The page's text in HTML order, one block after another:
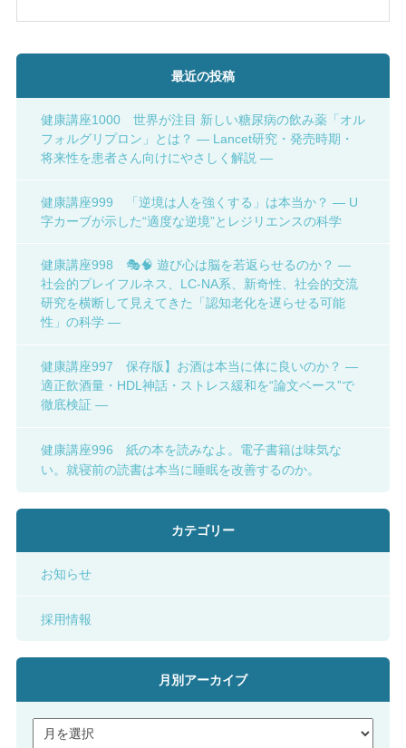
最近の投稿
健康講座1000 世界が注目 新しい糖尿病の飲み薬「オル
フォルグリプロン」とは？ ― Lancet研究・発売時期・
将来性を患者さん向けにやさしく解説 ―
健康講座999 「逆境は人を強くする」は本当か？ ― U
字カーブが示した“適度な逆境”とレジリエンスの科学
健康講座998 🎭🧠 遊び心は脳を若返らせるのか？ ―
社会的プレイフルネス、LC-NA系、新奇性、社会的交流
研究を横断して見えてきた「認知老化を遅らせる可能
性」の科学 ―
健康講座997 保存版】お酒は本当に体に良いのか？ ―
適正飲酒量・HDL神話・ストレス緩和を“論文ベース”で
徹底検証 ―
健康講座996 紙の本を読みなよ。電子書籍は味気な
い。就寝前の読書は本当に睡眠を改善するのか。
カテゴリー
お知らせ
採用情報
月別アーカイブ